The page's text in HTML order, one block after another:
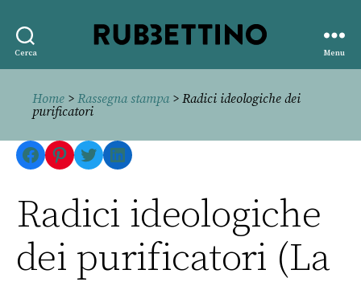
Cerca
editore
Menu
Home > Rassegna stampa> Radici ideologiche dei
purificatori
Facebook
Pinterest
TwitterLinkedIn
Radici ideologiche
dei purificatori (La